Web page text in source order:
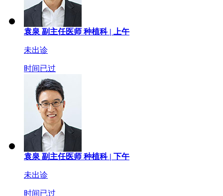
袁泉 副主任医师 种植科 | 上午
未出诊
时间已过
袁泉 副主任医师 种植科 | 下午
未出诊
时间已过